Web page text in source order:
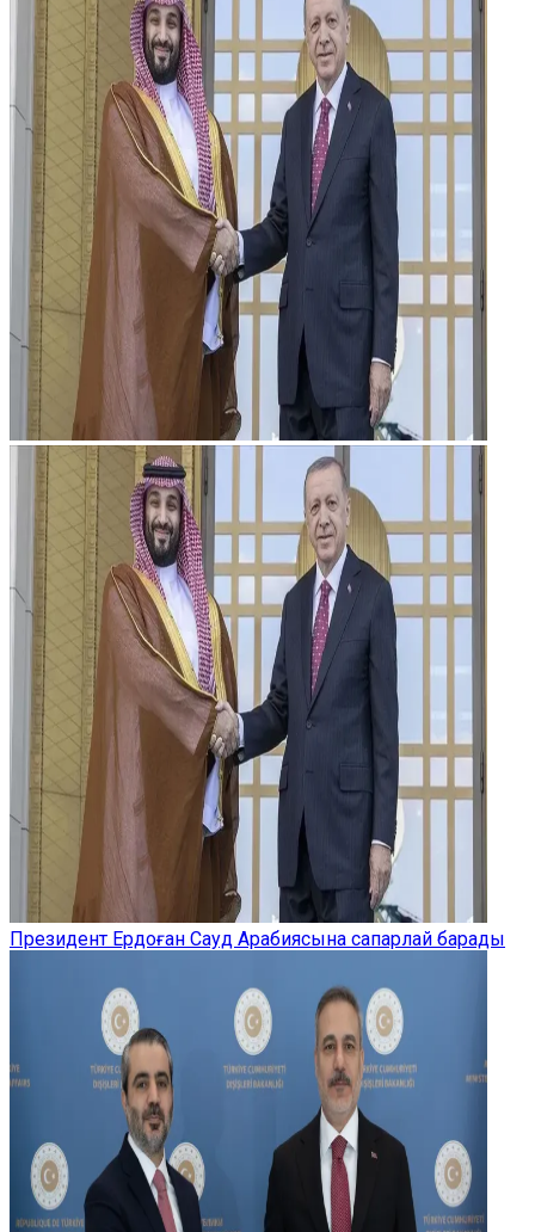
Президент Ердоған Сауд Арабиясына сапарлай барады